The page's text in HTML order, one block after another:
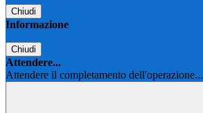
Chiudi
Informazione
Chiudi
Attendere...
Attendere il completamento dell'operazione...